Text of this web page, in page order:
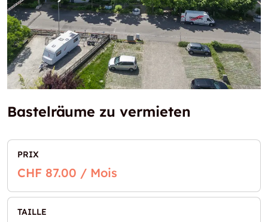
Bastelräume zu vermieten
PRIX
CHF 87.00 / Mois
TAILLE